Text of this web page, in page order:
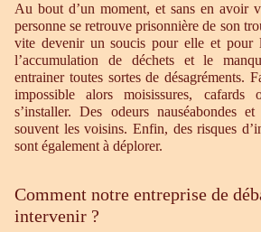
Au bout d’un moment, et sans en avoir
personne se retrouve prisonnière de son
vite devenir un soucis pour elle et pour
l’accumulation de déchets et le
entrainer toutes sortes de désagréments.
impossible alors moisissures, cafards
s’installer. Des odeurs nauséabondes
souvent les voisins. Enfin, des risques
sont également à déplorer.
Comment notre entreprise de
intervenir ?